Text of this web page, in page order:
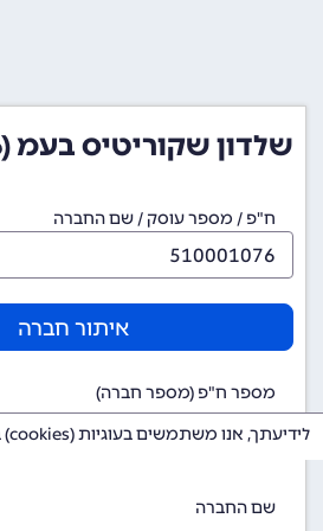
שלדון שקוריטיס בעמ (510001076)
ח"פ / מספר עוסק / שם החברה
איתור חברה
מספר ח"פ (מספר חברה)
510001076
שם החברה
לידיעתך, אנו משתמשים בעוגיות (cookies) באתר זה.